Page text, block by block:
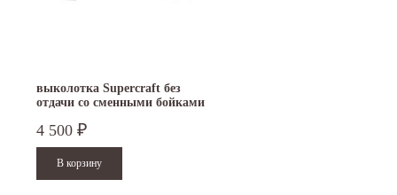
выколотка Supercraft без
отдачи со сменными бойками
4 500 ₽